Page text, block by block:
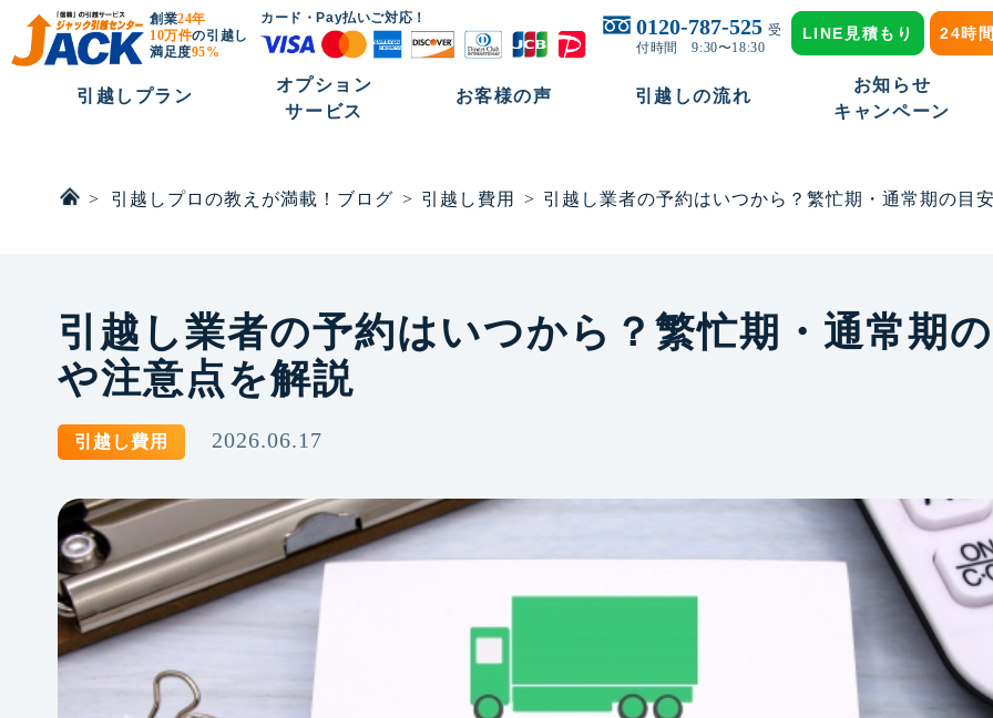
創業24年
10万件の引越し
満足度95%
カード・Pay払いご対応！ 0120-787-525 受
付時間 9:30〜18:30
LINE見積もり 24時
引越しプラン
オプション
サービス
お客様の声 引越しの流れ
お知らせ
キャンペーン
> 引越しプロの教えが満載！ブログ > 引越し費用 > 引越し業者の予約はいつから？繁忙期・通常期の目
引越し業者の予約はいつから？繁忙期・通常期
や注意点を解説
引越し費用 2026.06.17